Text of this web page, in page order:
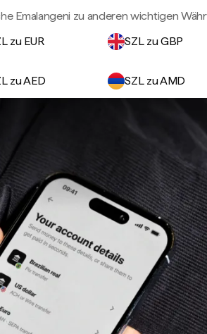
Emalangeni zu anderen wichtigen
zu EUR SZL zu GBP
zu AED SZL zu AMD